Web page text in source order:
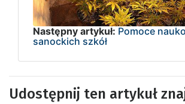
Następny artykuł: Pomoce
sanockich szkół
Udostępnij ten artykuł